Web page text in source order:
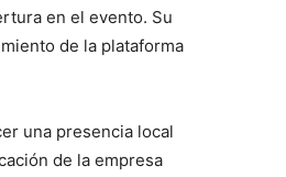
en el evento. Su
de la plataforma
una presencia local
de la empresa